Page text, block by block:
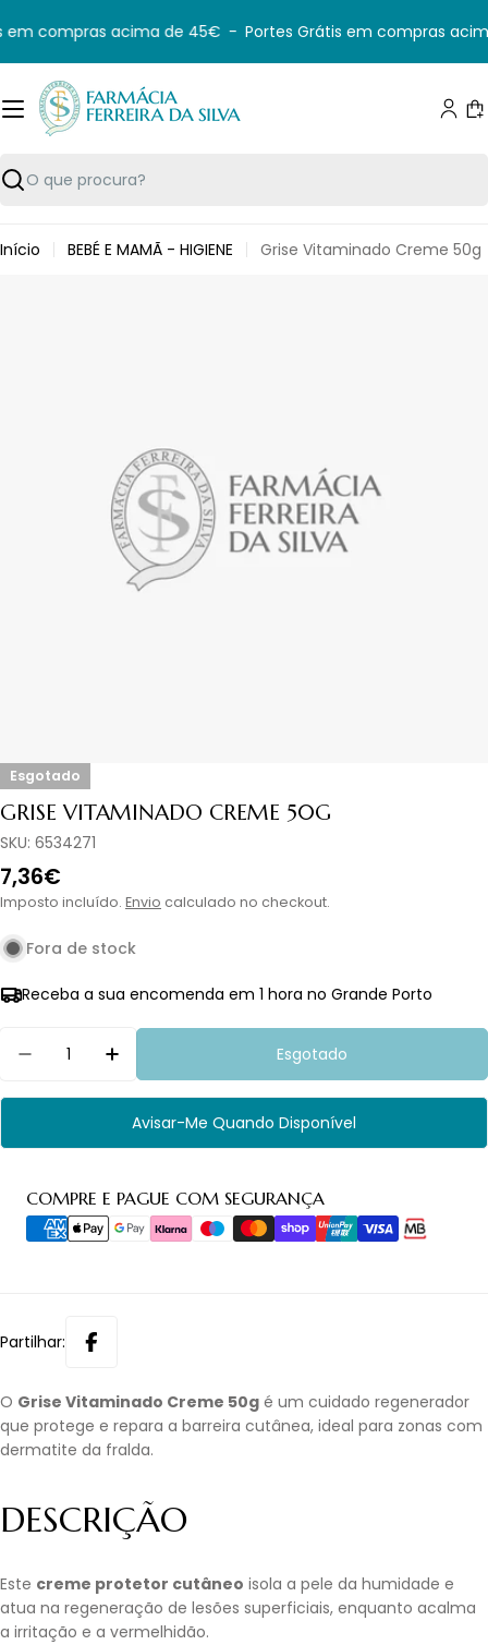
para
o
conteúdo
compras acima de 45€ - Portes Grátis em compras
Pesquisar
Início BEBÉ E MAMÃ - HIGIENE
Grise Vitaminado Creme 50g
Abrir media em modal
Esgotado
GRISE VITAMINADO CREME 50G
SKU: 6534271
Preço
normal
7,36€
Imposto incluído. Envio calculado no checkout.
Fora de stock
Receba a sua encomenda em 1 hora no Grande Porto
Diminuir Quantidade Para Grise Vitaminado
Aumentar Quantidade Para Grise
Esgotado
Avisar-Me Quando Disponível
COMPRE E PAGUE COM SEGURANÇA
Métodos
de
pagamento
Partilhar:
O Grise Vitaminado Creme 50g é um cuidado regenerador
que protege e repara a barreira cutânea, ideal para zonas com
dermatite da fralda.
DESCRIÇÃO
Este creme protetor cutâneo isola a pele da humidade e
atua na regeneração de lesões superficiais, enquanto acalma
a irritação e a vermelhidão.